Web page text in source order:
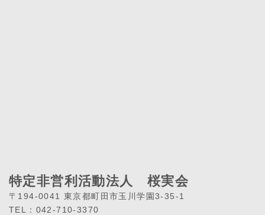
特定非営利活動法人 桜実会
〒194-0041 東京都町田市玉川学園3-35-1
TEL：042-710-3370